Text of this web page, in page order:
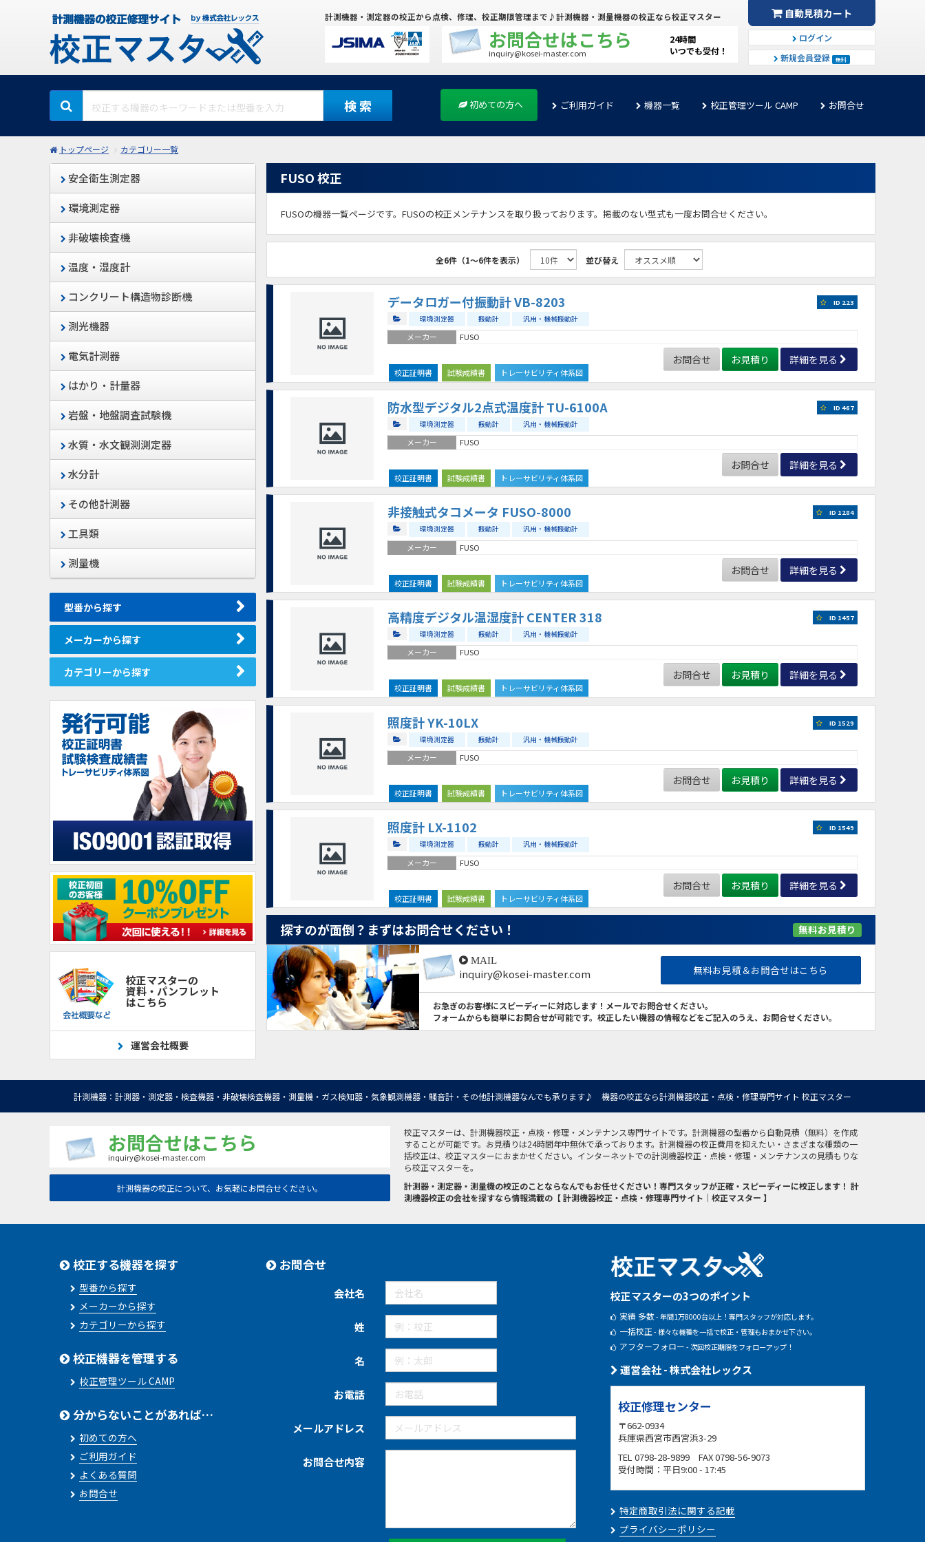
計測機器・測定器の校正から点検、修理、校正期限管理まで♪計測機器・測量機器の校正なら校正マスター
24時間
いつでも受付！
お問合せはこちら
inquiry@kosei-master.com
自動見積カート
ログイン
新規会員登録
無料
検 索 初めての方へ ご利用ガイド 機器一覧 校正管理ツール CAMP お問合せ
トップページ カテゴリー一覧
安全衛生測定器
環境測定器
非破壊検査機
温度・湿度計
コンクリート構造物診断機
測光機器
電気計測器
はかり・計量器
岩盤・地盤調査試験機
水質・水文観測測定器
水分計
その他計測器
工具類
測量機
型番から探す
メーカーから探す
カテゴリーから探す
校正マスターの
資料・パンフレット
はこちら
運営会社概要
FUSO 校正
FUSOの機器一覧ページです。FUSOの校正メンテナンスを取り扱っております。掲載のない型式も一度お問合せください。
全6件（1～6件を表示） 並び替え
ID 223
データロガー付振動計 VB-8203
環境測定器 振動計 汎用・機械振動計
メーカー FUSO
お問合せ お見積り 詳細を見る
校正証明書 試験成績書 トレーサビリティ体系図
ID 467
防水型デジタル2点式温度計 TU-6100A
環境測定器 振動計 汎用・機械振動計
メーカー FUSO
お問合せ 詳細を見る
校正証明書 試験成績書 トレーサビリティ体系図
ID 1284
非接触式タコメータ FUSO-8000
環境測定器 振動計 汎用・機械振動計
メーカー FUSO
お問合せ 詳細を見る
校正証明書 試験成績書 トレーサビリティ体系図
ID 1457
高精度デジタル温湿度計 CENTER 318
環境測定器 振動計 汎用・機械振動計
メーカー FUSO
お問合せ お見積り 詳細を見る
校正証明書 試験成績書 トレーサビリティ体系図
ID 1529
照度計 YK-10LX
環境測定器 振動計 汎用・機械振動計
メーカー FUSO
お問合せ お見積り 詳細を見る
校正証明書 試験成績書 トレーサビリティ体系図
ID 1549
照度計 LX-1102
環境測定器 振動計 汎用・機械振動計
メーカー FUSO
お問合せ お見積り 詳細を見る
校正証明書 試験成績書 トレーサビリティ体系図
探すのが面倒？ まずはお問合せください！ 無料お見積り
MAIL
inquiry@kosei-master.com 無料お見積＆お問合せはこちら
お急ぎのお客様にスピーディーに対応します！メールでお問合せください。
フォームからも簡単にお問合せが可能です。校正したい機器の情報などをご記入のうえ、お問合せください。
計測機器：計測器・測定器・検査機器・非破壊検査機器・測量機・ガス検知器・気象観測機器・騒音計・その他計測機器なんでも承ります♪ 機器の校正なら計測機器校正・点検・修理専門サイト 校正マスター
お問合せはこちら
inquiry@kosei-master.com
計測機器の校正について、お気軽にお問合せください。
校正マスターは、計測機器校正・点検・修理・メンテナンス専門サイトです。計測機器の型番から自動見積（無料）を作成
することが可能です。お見積りは24時間年中無休で承っております。計測機器の校正費用を抑えたい・さまざまな種類の一
括校正は、校正マスターにおまかせください。インターネットでの計測機器校正・点検・修理・メンテナンスの見積もりな
ら校正マスターを。
計測器・測定器・測量機の校正のことならなんでもお任せください！専門スタッフが正確・スピーディーに校正します！ 計
測機器校正の会社を探すなら情報満載の【 計測機器校正・点検・修理専門サイト｜校正マスター 】
校正する機器を探す
型番から探す
メーカーから探す
カテゴリーから探す
校正機器を管理する
校正管理ツール CAMP
分からないことがあれば…
初めての方へ
ご利用ガイド
よくある質問
お問合せ
お問合せ
会社名
姓
名
お電話
メールアドレス
お問合せ内容
校正マスターの3つのポイント
実績 多数- 年間1万8000台以上！専門スタッフが対応します。
一括校正 - 様々な機種を一括で校正・管理もおまかせ下さい。
アフターフォロー - 次回校正期限をフォローアップ！
運営会社 - 株式会社レックス
校正修理センター
〒662-0934
兵庫県西宮市西宮浜3-29
TEL 0798-28-9899 FAX 0798-56-9073
受付時間：平日9:00 - 17:45
特定商取引法に関する記載
プライバシーポリシー